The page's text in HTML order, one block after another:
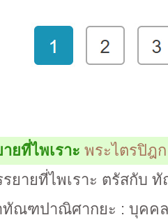
ยที่ไพเราะ พระไตรปิฎ
รยายที่ไพเราะ ตรัสกั
ณฑปาณิศากยะ : บุคคล